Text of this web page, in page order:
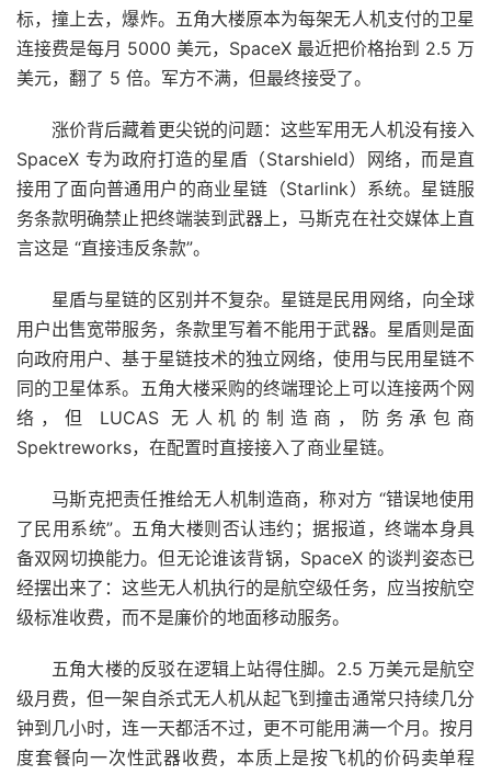
标，撞上去，爆炸。五角大楼原本为每架无人机支付的卫星
连接费是每月 5000 美元，SpaceX 最近把价格抬到 2.5 万
美元，翻了 5 倍。军方不满，但最终接受了。
涨价背后藏着更尖锐的问题：这些军用无人机没有接入
SpaceX 专为政府打造的星盾（Starshield）网络，而是直
接用了面向普通用户的商业星链（Starlink）系统。星链服
务条款明确禁止把终端装到武器上，马斯克在社交媒体上直
言这是 “直接违反条款”。
星盾与星链的区别并不复杂。星链是民用网络，向全球
用户出售宽带服务，条款里写着不能用于武器。星盾则是面
向政府用户、基于星链技术的独立网络，使用与民用星链不
同的卫星体系。五角大楼采购的终端理论上可以连接两个网
络，但 LUCAS 无人机的制造商，防务承包商
Spektreworks，在配置时直接接入了商业星链。
马斯克把责任推给无人机制造商，称对方 “错误地使用
了民用系统”。五角大楼则否认违约；据报道，终端本身具
备双网切换能力。但无论谁该背锅，SpaceX 的谈判姿态已
经摆出来了：这些无人机执行的是航空级任务，应当按航空
级标准收费，而不是廉价的地面移动服务。
五角大楼的反驳在逻辑上站得住脚。2.5 万美元是航空
级月费，但一架自杀式无人机从起飞到撞击通常只持续几分
钟到几小时，连一天都活不过，更不可能用满一个月。按月
度套餐向一次性武器收费，本质上是按飞机的价码卖单程